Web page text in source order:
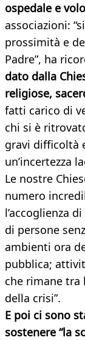
ospedale e
associazioni:
prossimità e
Padre”, ha
dato dalla
religiose,
fatti carico di
chi si è
gravi difficoltà
un’incertezza
Le nostre
numero
l’accoglienza
di persone
ambienti ora
pubblica;
che rimane tra
della crisi”.
E poi ci sono
sostenere “la